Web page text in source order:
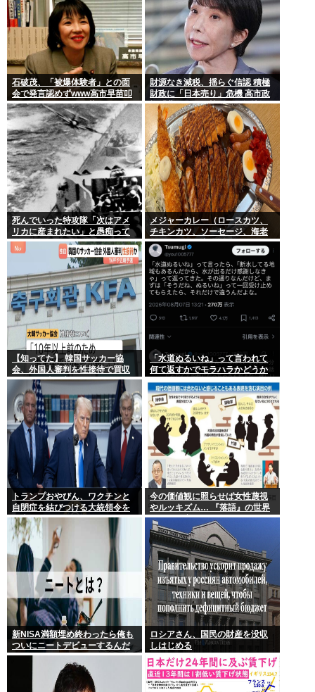
石破茂、「被爆体験者」との面
会で発言認めずwww高市早苗叩
いてたケンモメンは革肉なもん
だねえ～w
財源なき減税、揺らぐ信認 積極
財政に「日本売り」危機 高市政
権「悲願」に固執〔深層探訪〕
死んでいった特攻隊「次はアメ
リカに産まれたい」と愚痴って
いた
メジャーカレー（ロースカツ、
チキンカツ、ソーセージ、海老
フライ、ゆで卵）ケンモメンな
ら余裕でペロリだろ？
【知ってた】 韓国サッカー協
会、外国人審判を性接待で買収
していた事が判明
「水道ぬるいね」って言われて
何て返すかでモラハラかどうか
わかるらしいwww
トランプおやびん、ワクチンと
自閉症を結びつける大統領令を
発表へ、
今の価値観に照らせば女性蔑視
やルッキズム… 『落語』の世界
もセリフ変更や改作、現代にふ
さわしい表現模索の動き
新NISA満額埋め終わったら俺も
ついにニートデビューするんだ
がアドバイスある?
ロシアさん、国民の財産を没収
しはじめる